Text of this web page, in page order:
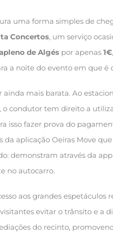
uma forma simples de
Concertos, um serviço
de Algéspor apenas 1€
a noite do evento em que é
ainda mais barata. Ao
o condutor tem direito a
isso fazer prova do
da aplicação Oeiras Move
demonstram através da
no autocarro.
aos grandes espetáculos
evitar o trânsito e a
do recinto,